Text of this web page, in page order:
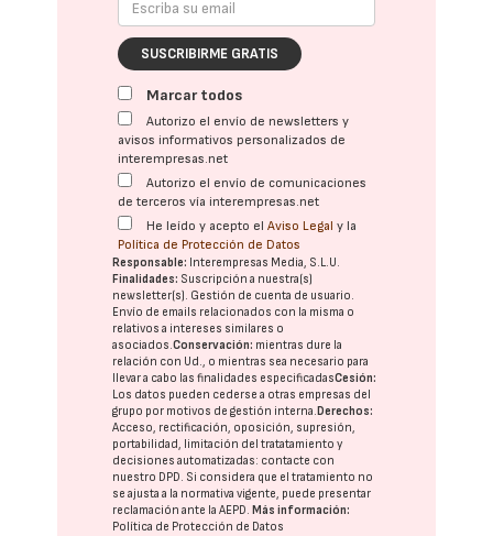
SUSCRIBIRME GRATIS
Marcar todos
Autorizo el envío de newsletters y
avisos informativos personalizados de
interempresas.net
Autorizo el envío de comunicaciones
de terceros vía interempresas.net
He leído y acepto elAviso Legal y la
Política de Protección de Datos
Responsable: Interempresas Media, S.L.U.
Finalidades: Suscripción a nuestra(s)
newsletter(s). Gestión de cuenta de usuario.
Envío de emails relacionados con la misma o
relativos a intereses similares o
asociados.Conservación: mientras dure la
relación con Ud., o mientras sea necesario para
llevar a cabo las finalidades especificadasCesión:
Los datos pueden cederse a otras empresas del
grupo por motivos de gestión interna. Derechos:
Acceso, rectificación, oposición, supresión,
portabilidad, limitación del tratatamiento y
decisiones automatizadas: contacte con
nuestro DPD. Si considera que el tratamiento no
se ajusta a la normativa vigente, puede presentar
reclamación ante laAEPD. Más información:
Política de Protección de Datos